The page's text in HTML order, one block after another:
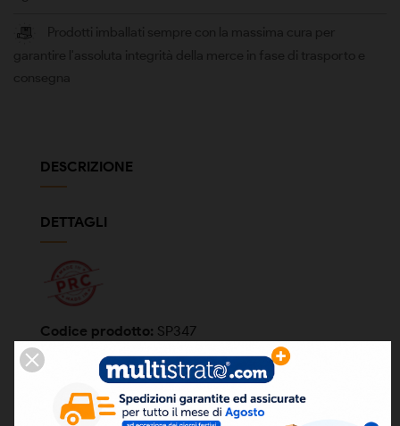
DESCRIZIONE
DETTAGLI
Codice prodotto: SP347
Condizione Nuovo
Codice a barre